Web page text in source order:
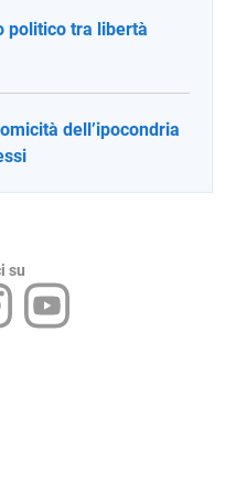
politico tra libertà
dell’ipocondria
su